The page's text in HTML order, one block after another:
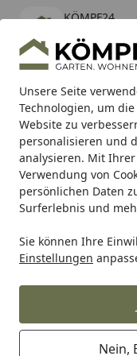
Unsere Seite
Technologien, um
Website zu
personalisieren und
analysieren. Mit
Verwendung von
persönlichen Daten
Surferlebnis und
Sie können Ihre
Einstellungen
Nein,
KÖMPF24
kostenlos - Im App
Alle Produkte
Mein Konto
Suchen
Karibu Pools
Starterset
Startseite
biOrb biOrb
biOrb